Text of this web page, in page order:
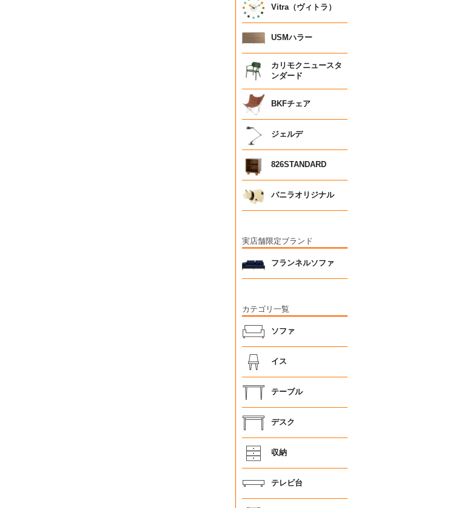
Vitra（ヴィトラ）
USMハラー
カリモクニュースタ
ンダード
BKFチェア
ジェルデ
826STANDARD
バニラオリジナル
実店舗限定ブランド
フランネルソファ
カテゴリ一覧
ソファ
イス
テーブル
デスク
収納
テレビ台